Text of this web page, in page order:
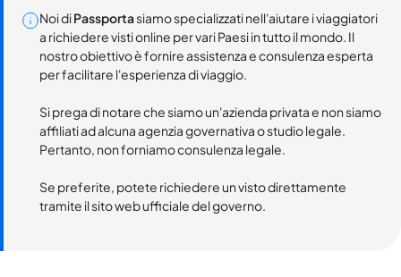
Noi diPassportasiamo specializzati nell'aiutare i viaggiatori
a richiedere visti online per vari Paesi in tutto il mondo. Il
nostro obiettivo è fornire assistenza e consulenza esperta
per facilitare l'esperienza di viaggio.
Si prega di notare che siamo un'azienda privata e non siamo
affiliati ad alcuna agenzia governativa o studio legale.
Pertanto, non forniamo consulenza legale.
Se preferite, potete richiedere un visto direttamente
tramite il sito web ufficiale del governo.